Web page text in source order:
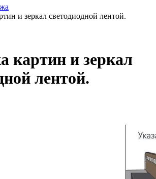
и зеркал светодиодной лентой.
картин и зеркал
лентой.